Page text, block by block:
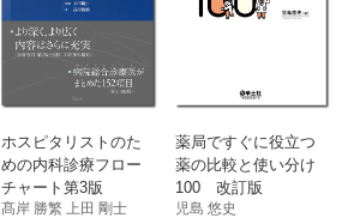
ホスピタリストのた
めの内科診療フロー
チャート第3版
髙岸 勝繁 上田 剛士
薬局ですぐに役立つ
薬の比較と使い分け
100 改訂版
児島 悠史